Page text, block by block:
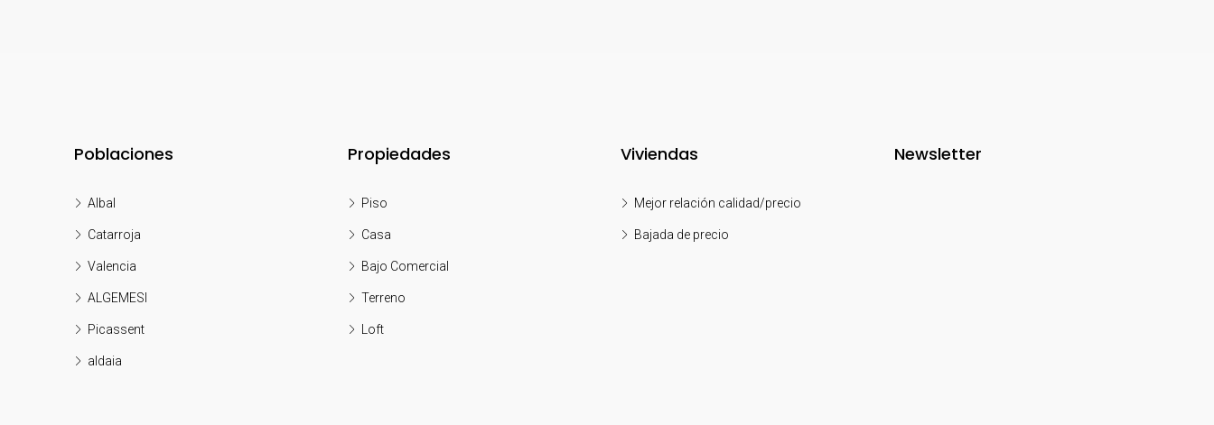
Poblaciones
Albal
Catarroja
Valencia
ALGEMESI
Picassent
aldaia
Propiedades
Piso
Casa
Bajo Comercial
Terreno
Loft
Viviendas
Mejor relación calidad/precio
Bajada de precio
Newsletter